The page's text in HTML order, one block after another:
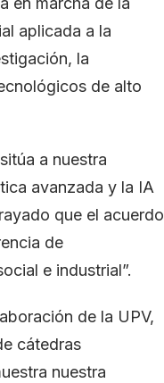
aplicada a la
la
de alto
a nuestra
avanzada y la IA
que el acuerdo
de
e industrial”.
de la UPV,
cátedras
nuestra